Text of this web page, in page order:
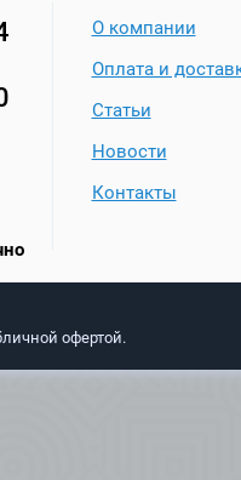
О компании
Оплата и
Статьи
Новости
Контакты
офертой.